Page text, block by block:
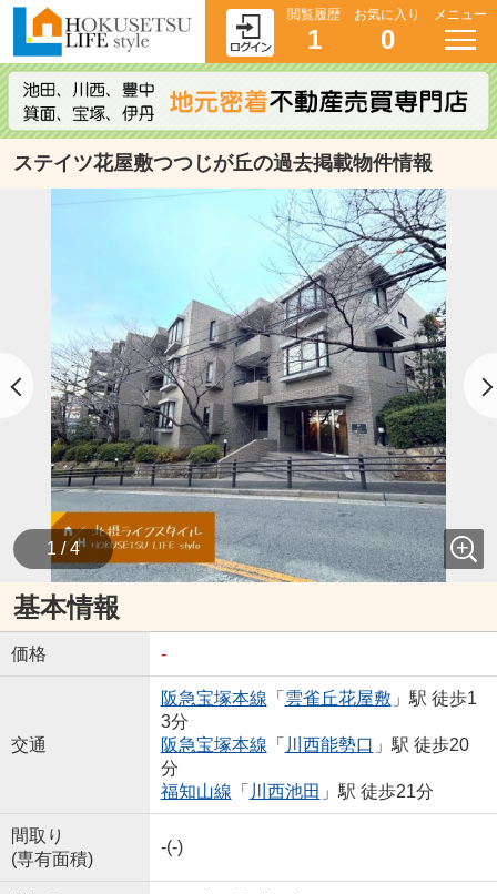
閲覧履歴
1
お気に入り
0
メニュー
ステイツ花屋敷つつじが丘の過去掲載物件情報
1 / 4
基本情報
価格 -
交通
阪急宝塚本線 「 雲雀丘花屋敷 」駅 徒歩1
3分
阪急宝塚本線 「 川西能勢口 」駅 徒歩20
分
福知山線 「 川西池田 」駅 徒歩21分
間取り
(専有面積)
-(-)